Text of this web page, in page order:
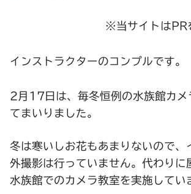
※当サイトはPR
インストラクターのコンプルです。
2月17日は、毎冬恒例の水族館カメ
てまいりました。
冬は寒いしお花もあまりないので、
外撮影は行っていません。代わりに
水族館でのカメラ教室を実施してい